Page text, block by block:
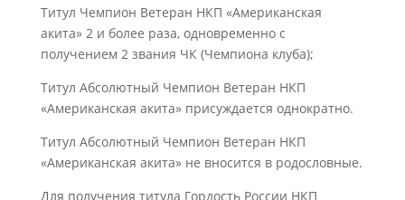
Титул Чемпион Ветеран НКП «Американская
акита» 2 и более раза, одновременно с
получением 2 звания ЧК (Чемпиона клуба);
Титул Абсолютный Чемпион Ветеран НКП
«Американская акита» присуждается однократно.
Титул Абсолютный Чемпион Ветеран НКП
«Американская акита» не вносится в родословные.
Для получения титула Гордость России НКП